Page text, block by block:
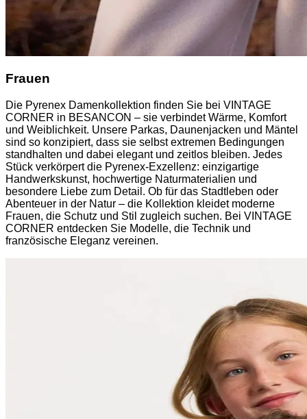
Frauen
Die Pyrenex Damenkollektion finden Sie bei VINTAGE
CORNER in BESANCON – sie verbindet Wärme, Komfort
und Weiblichkeit. Unsere Parkas, Daunenjacken und Mäntel
sind so konzipiert, dass sie selbst extremen Bedingungen
standhalten und dabei elegant und zeitlos bleiben. Jedes
Stück verkörpert die Pyrenex-Exzellenz: einzigartige
Handwerkskunst, hochwertige Naturmaterialien und
besondere Liebe zum Detail. Ob für das Stadtleben oder
Abenteuer in der Natur – die Kollektion kleidet moderne
Frauen, die Schutz und Stil zugleich suchen. Bei VINTAGE
CORNER entdecken Sie Modelle, die Technik und
französische Eleganz vereinen.